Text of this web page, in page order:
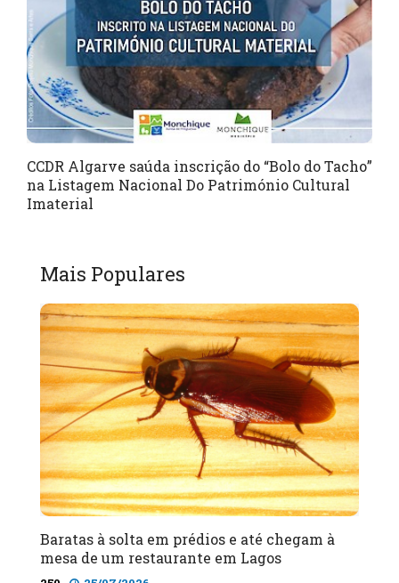
CCDR Algarve saúda inscrição do “Bolo do Tacho”
na Listagem Nacional Do Património Cultural
Imaterial
Mais Populares
Baratas à solta em prédios e até chegam à
mesa de um restaurante em Lagos